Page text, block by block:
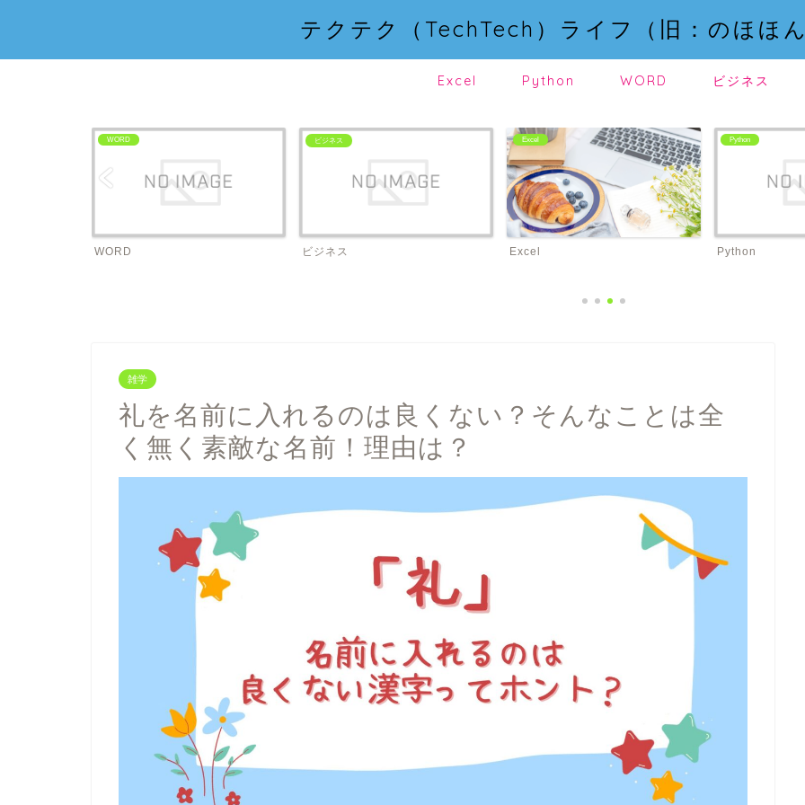
テクテク（TechTech）ライフ（旧：のほほん
Excel Python WORD ビジネス
ビジネス
ビジネス
Excel
Excel
Python
Python
WORD
WORD
雑学
礼を名前に入れるのは良くない？そんなことは全
く無く素敵な名前！理由は？